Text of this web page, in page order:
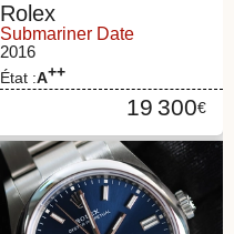
Rolex
Submariner Date
2016
État :A++
19 300€